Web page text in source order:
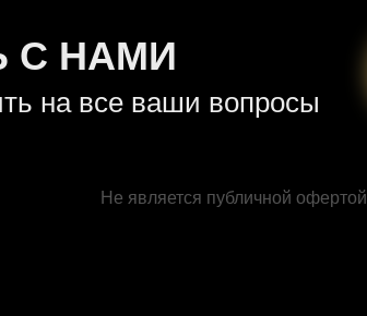
Не является публичной офертой
на все ваши вопросы
С НАМИ